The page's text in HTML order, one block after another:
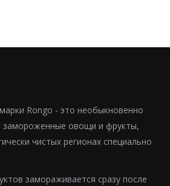
Rongo - это необыкновенно
замороженные овощи и фрукты,
чистых регионах специально
замораживается сразу после